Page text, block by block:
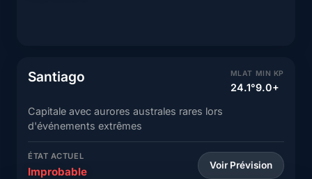
Santiago MLAT
24.1°
MIN KP
9.0+
Capitale avec aurores australes rares lors
d'événements extrêmes
ÉTAT ACTUEL
Improbable Voir Prévision